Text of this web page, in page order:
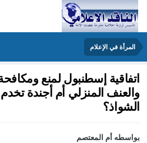
المرأة في الإعلام
اتفاقية إسطنبول لمنع
والعنف المنزلي أم أجندة
الشواذ؟
بواسطهأم المعتصم